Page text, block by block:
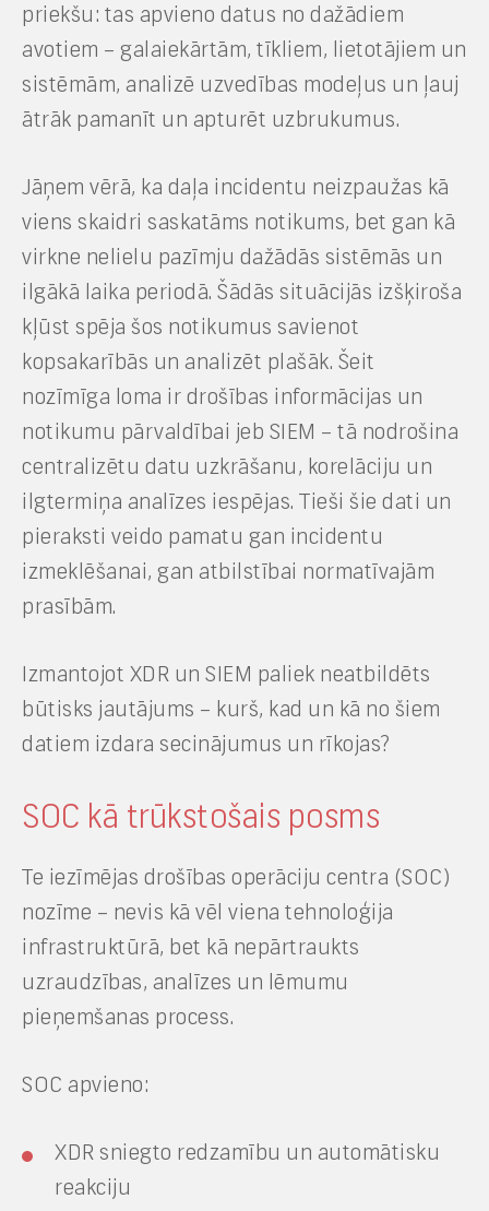
priekšu: tas apvieno datus no dažādiem
avotiem – galaiekārtām, tīkliem, lietotājiem un
sistēmām, analizē uzvedības modeļus un ļauj
ātrāk pamanīt un apturēt uzbrukumus.
Jāņem vērā, ka daļa incidentu neizpaužas kā
viens skaidri saskatāms notikums, bet gan kā
virkne nelielu pazīmju dažādās sistēmās un
ilgākā laika periodā. Šādās situācijās izšķiroša
kļūst spēja šos notikumus savienot
kopsakarībās un analizēt plašāk. Šeit
nozīmīga loma ir drošības informācijas un
notikumu pārvaldībai jeb SIEM – tā nodrošina
centralizētu datu uzkrāšanu, korelāciju un
ilgtermiņa analīzes iespējas. Tieši šie dati un
pieraksti veido pamatu gan incidentu
izmeklēšanai, gan atbilstībai normatīvajām
prasībām.
Izmantojot XDR un SIEM paliek neatbildēts
būtisks jautājums – kurš, kad un kā no šiem
datiem izdara secinājumus un rīkojas?
SOC kā trūkstošais posms
Te iezīmējas drošības operāciju centra (SOC)
nozīme – nevis kā vēl viena tehnoloģija
infrastruktūrā, bet kā nepārtraukts
uzraudzības, analīzes un lēmumu
pieņemšanas process.
SOC apvieno:
XDR sniegto redzamību un automātisku
reakciju